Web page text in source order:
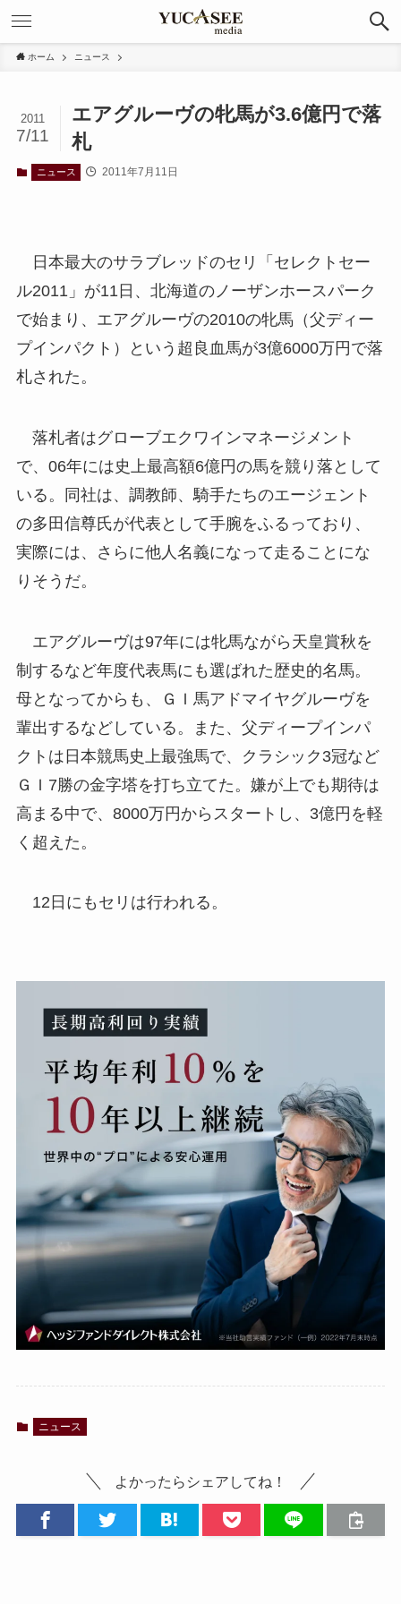
ホーム ニュース
エアグルーヴの牝馬が3.6億円で落
札
2011
7/11
ニュース 2011年7月11日
日本最大のサラブレッドのセリ「セレクトセー
ル2011」が11日、北海道のノーザンホースパーク
で始まり、エアグルーヴの2010の牝馬（父ディー
プインパクト）という超良血馬が3億6000万円で落
札された。
落札者はグローブエクワインマネージメント
で、06年には史上最高額6億円の馬を競り落として
いる。同社は、調教師、騎手たちのエージェント
の多田信尊氏が代表として手腕をふるっており、
実際には、さらに他人名義になって走ることにな
りそうだ。
エアグルーヴは97年には牝馬ながら天皇賞秋を
制するなど年度代表馬にも選ばれた歴史的名馬。
母となってからも、ＧＩ馬アドマイヤグルーヴを
輩出するなどしている。また、父ディープインパ
クトは日本競馬史上最強馬で、クラシック3冠など
ＧＩ7勝の金字塔を打ち立てた。嫌が上でも期待は
高まる中で、8000万円からスタートし、3億円を軽
く超えた。
12日にもセリは行われる。
ニュース
よかったらシェアしてね！